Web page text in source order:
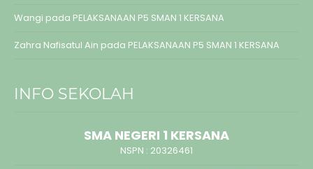
Wangi pada PELAKSANAAN P5 SMAN 1 KERSANA
Zahra Nafisatul Ain pada PELAKSANAAN P5 SMAN 1 KERSANA
INFO SEKOLAH
SMA NEGERI 1 KERSANA
NSPN : 20326461